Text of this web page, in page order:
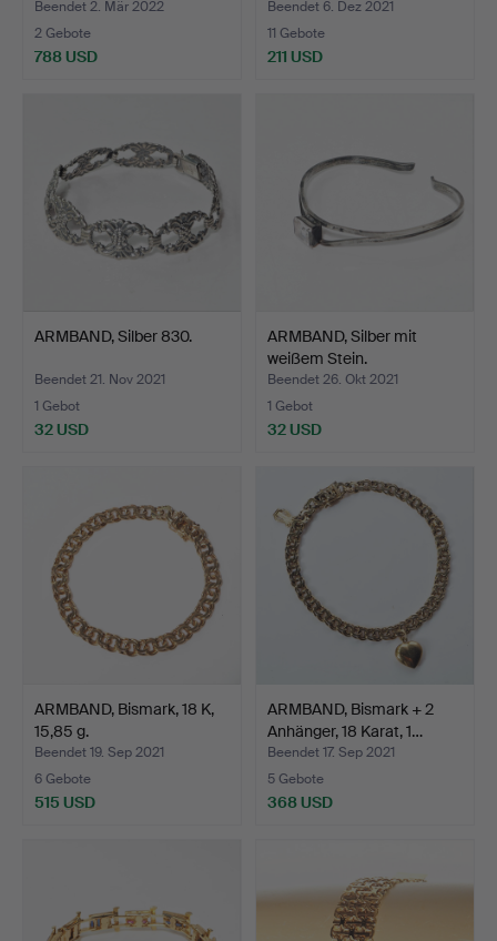
Beendet 2. Mär 2022
2 Gebote
788 USD
Beendet 6. Dez 2021
11 Gebote
211 USD
ARMBAND, Silber 830.
Beendet 21. Nov 2021
1 Gebot
32 USD
ARMBAND, Silber mit
weißem Stein.
Beendet 26. Okt 2021
1 Gebot
32 USD
ARMBAND, Bismark, 18 K,
15,85 g.
Beendet 19. Sep 2021
6 Gebote
515 USD
ARMBAND, Bismark + 2
Anhänger, 18 Karat, 1…
Beendet 17. Sep 2021
5 Gebote
368 USD